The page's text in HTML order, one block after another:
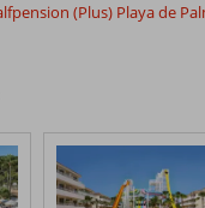
(Plus) Playa de